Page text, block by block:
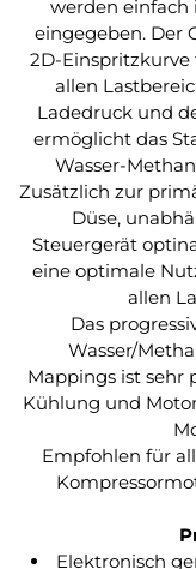
werden einfach
eingegeben. Der
2D-
allen
Ladedruck und
ermöglicht das
Wasser-
Zusätzlich zur
Düse,
Steuergerät
eine optimale
allen
Das
Wasser/
Mappings ist sehr
Kühlung und
Empfohlen für
Elektronisch